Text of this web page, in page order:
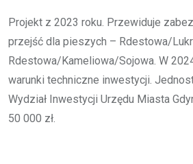
Projekt z 2023 roku. Przewiduje
przejść dla pieszych – Rdestowa/
Rdestowa/Kameliowa/Sojowa. W
warunki techniczne inwestycji.
Wydział Inwestycji Urzędu Miasta
50 000 zł.